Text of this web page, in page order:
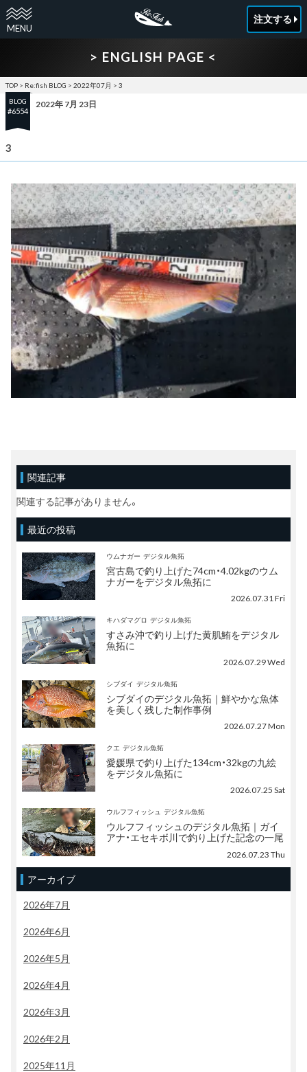
注文する
> ENGLISH PAGE <
TOP > Re:fish BLOG > 2022年07月 > 3
BLOG
#6554
2022年 7月 23日
3
関連記事
関連する記事がありません。
最近の投稿
ウムナガー デジタル魚拓
宮古島で釣り上げた74cm・4.02kgのウム
ナガーをデジタル魚拓に
2026.07.31 Fri
キハダマグロ デジタル魚拓
すさみ沖で釣り上げた黄肌鮪をデジタル
魚拓に
2026.07.29 Wed
シブダイ デジタル魚拓
シブダイのデジタル魚拓｜鮮やかな魚体
を美しく残した制作事例
2026.07.27 Mon
クエ デジタル魚拓
愛媛県で釣り上げた134cm・32kgの九絵
をデジタル魚拓に
2026.07.25 Sat
ウルフフィッシュ デジタル魚拓
ウルフフィッシュのデジタル魚拓｜ガイ
アナ・エセキボ川で釣り上げた記念の一尾
2026.07.23 Thu
アーカイブ
2026年7月
2026年6月
2026年5月
2026年4月
2026年3月
2026年2月
2025年11月